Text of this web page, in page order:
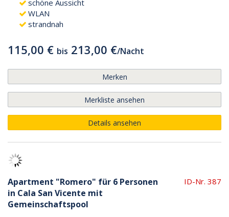
schöne Aussicht
WLAN
strandnah
115,00 € bis 213,00 €/Nacht
Merken
Merkliste ansehen
Details ansehen
Apartment "Romero" für 6 Personen
in Cala San Vicente mit
Gemeinschaftspool
ID-Nr. 387